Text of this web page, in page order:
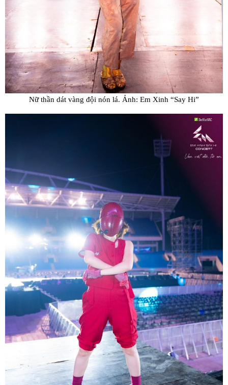
Nữ thần dát vàng đội nón lá. Ảnh: Em Xinh “Say Hi”